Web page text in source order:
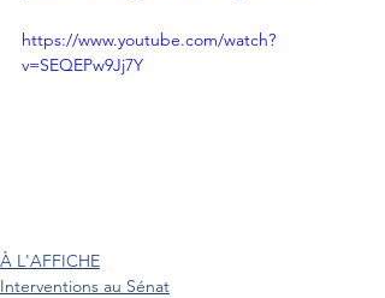
https://www.youtube.com/watch?
v=SEQEPw9Jj7Y
À L'AFFICHE
Interventions au Sénat